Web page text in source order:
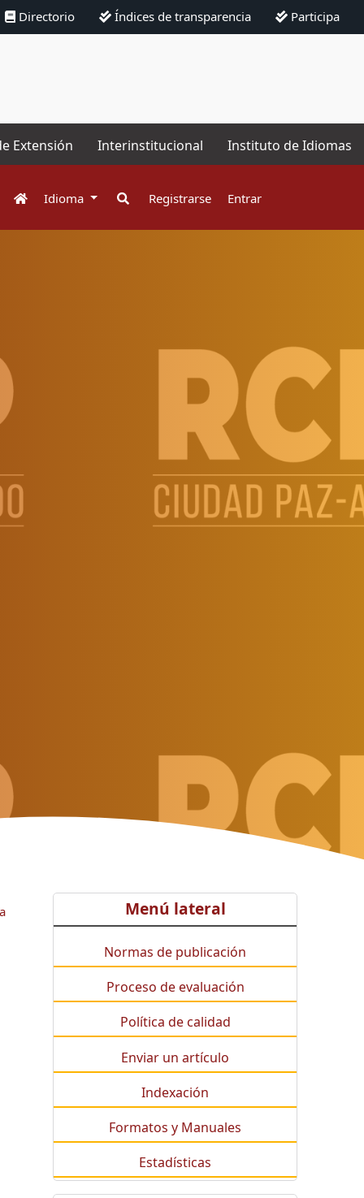
Directorio Índices de transparencia Participa
Extensión Interinstitucional Instituto de Idiomas
Idioma Registrarse Entrar
Menú lateral
Normas de publicación
Proceso de evaluación
Política de calidad
Enviar un artículo
Indexación
Formatos y Manuales
Estadísticas